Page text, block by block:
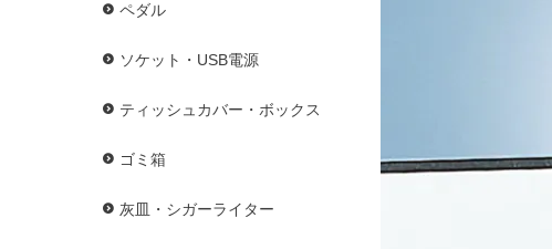
ペダル
ソケット・USB電源
ティッシュカバー・ボックス
ゴミ箱
灰皿・シガーライター